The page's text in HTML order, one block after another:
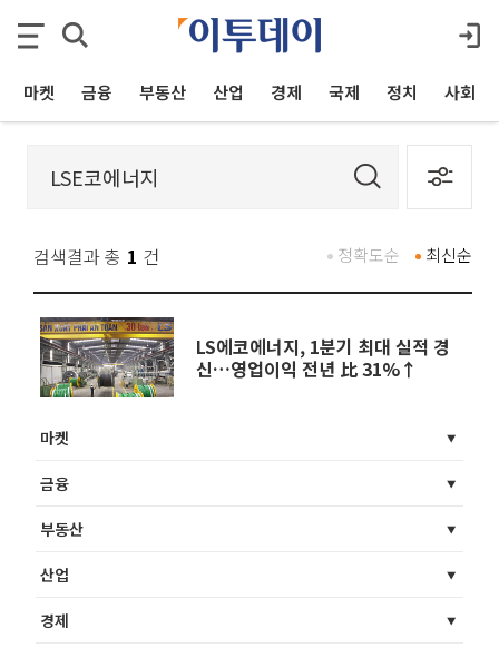
마켓 금융 부동산 산업 경제 국제 정치 사회
검색결과 총 1 건 최신순
정확도순
LS에코에너지, 1분기 최대 실적 경
신…영업이익 전년 比 31%↑
마켓
금융
부동산
산업
경제